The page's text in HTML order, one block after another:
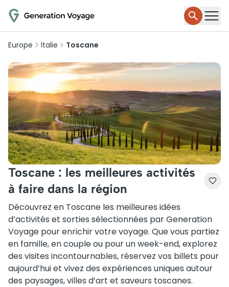
Europe Italie Toscane
Toscane : les meilleures activités
à faire dans la région
Découvrez en Toscane les meilleures idées
d’activités et sorties sélectionnées par Generation
Voyage pour enrichir votre voyage. Que vous partiez
en famille, en couple ou pour un week-end, explorez
des visites incontournables, réservez vos billets pour
aujourd’hui et vivez des expériences uniques autour
des paysages, villes d’art et saveurs toscanes.